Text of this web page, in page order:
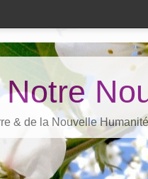
& de la Nouvelle Humanité